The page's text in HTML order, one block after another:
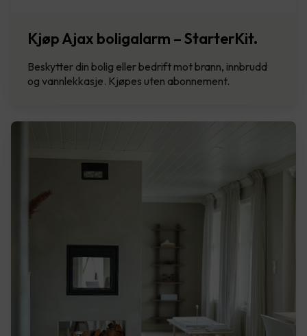
Kjøp Ajax boligalarm – StarterKit.
Beskytter din bolig eller bedrift mot brann, innbrudd
og vannlekkasje. Kjøpes uten abonnement.